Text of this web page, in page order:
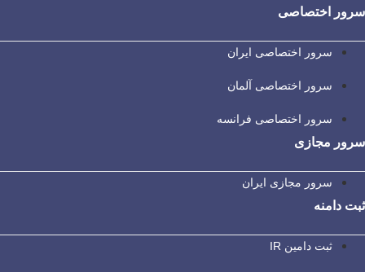
سرور اختصاصی
سرور اختصاصی ایران
سرور اختصاصی آلمان
سرور اختصاصی فرانسه
سرور مجازی
سرور مجازی ایران
ثبت دامنه
ثبت دامین IR